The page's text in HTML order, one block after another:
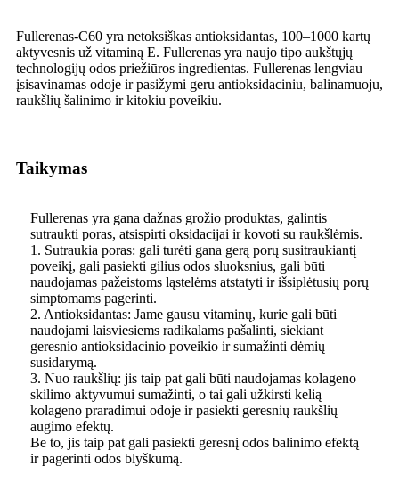
Fullerenas-C60 yra netoksiškas antioksidantas, 100–1000 kartų
aktyvesnis už vitaminą E. Fullerenas yra naujo tipo aukštųjų
technologijų odos priežiūros ingredientas. Fullerenas lengviau
įsisavinamas odoje ir pasižymi geru antioksidaciniu, balinamuoju,
raukšlių šalinimo ir kitokiu poveikiu.
Taikymas
Fullerenas yra gana dažnas grožio produktas, galintis
sutraukti poras, atsispirti oksidacijai ir kovoti su raukšlėmis.
1. Sutraukia poras: gali turėti gana gerą porų susitraukiantį
poveikį, gali pasiekti gilius odos sluoksnius, gali būti
naudojamas pažeistoms ląstelėms atstatyti ir išsiplėtusių porų
simptomams pagerinti.
2. Antioksidantas: Jame gausu vitaminų, kurie gali būti
naudojami laisviesiems radikalams pašalinti, siekiant
geresnio antioksidacinio poveikio ir sumažinti dėmių
susidarymą.
3. Nuo raukšlių: jis taip pat gali būti naudojamas kolageno
skilimo aktyvumui sumažinti, o tai gali užkirsti kelią
kolageno praradimui odoje ir pasiekti geresnių raukšlių
augimo efektų.
Be to, jis taip pat gali pasiekti geresnį odos balinimo efektą
ir pagerinti odos blyškumą.